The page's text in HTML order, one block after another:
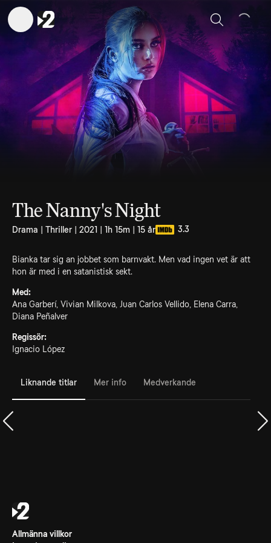
Sök
The Nanny's Night
Drama | Thriller | 2021 | 1h 15m | 15 år 3.3
Bianka tar sig an jobbet som barnvakt. Men vad ingen vet är att
hon är med i en satanistisk sekt.
Med:
Ana Garberí, Vivian Milkova, Juan Carlos Vellido, Elena Carra,
Diana Peñalver
Regissör:
Ignacio López
Liknande titlar Mer info Medverkande
Allmänna villkor